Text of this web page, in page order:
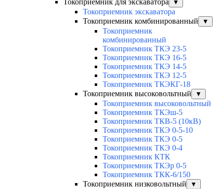
Токоприемник для экскаватора ▼
Токоприемник экскаватора
Токоприемник комбинированный
▼
Токоприемник
комбинированный
Токоприемник ТКЭ 23-5
Токоприемник ТКЭ 16-5
Токоприемник ТКЭ 14-5
Токоприемник ТКЭ 12-5
Токоприемник ТКЭКГ-18
Токоприемник высоковольтный
▼
Токоприемник высоковольтный
Токоприемник ТКЭш-5
Токоприемник ТКВ-5 (10кВ)
Токоприемник ТКЭ 0-5-10
Токоприемник ТКЭ 0-5
Токоприемник ТКЭ 0-4
Токоприемник КТК
Токоприемник ТКЭр 0-5
Токоприемник ТКК-6/150
Токоприемник низковольтный
▼